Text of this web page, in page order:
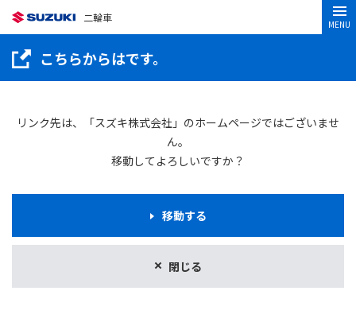
二輪車
MENU
こちらからはです。
リンク先は、「スズキ株式会社」のホームページではございませ
ん。
移動してよろしいですか？
閉じる
移動する